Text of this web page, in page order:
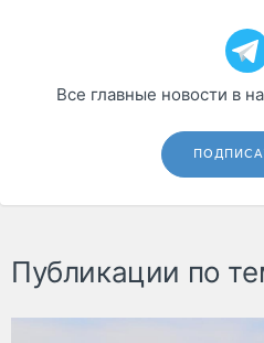
Все главные новости в
Публикации по